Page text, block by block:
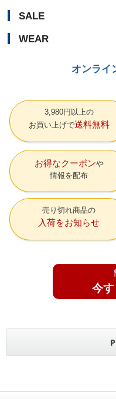
SALE
WEAR
オンライ
3,980円以上の
お買い上げで送料無料
お得なクーポン
情報を配布
売り切れ商品の
入荷をお知らせ
今